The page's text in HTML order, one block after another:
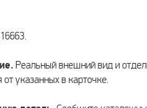
Реальный внешний вид и
от указанных в карточке.